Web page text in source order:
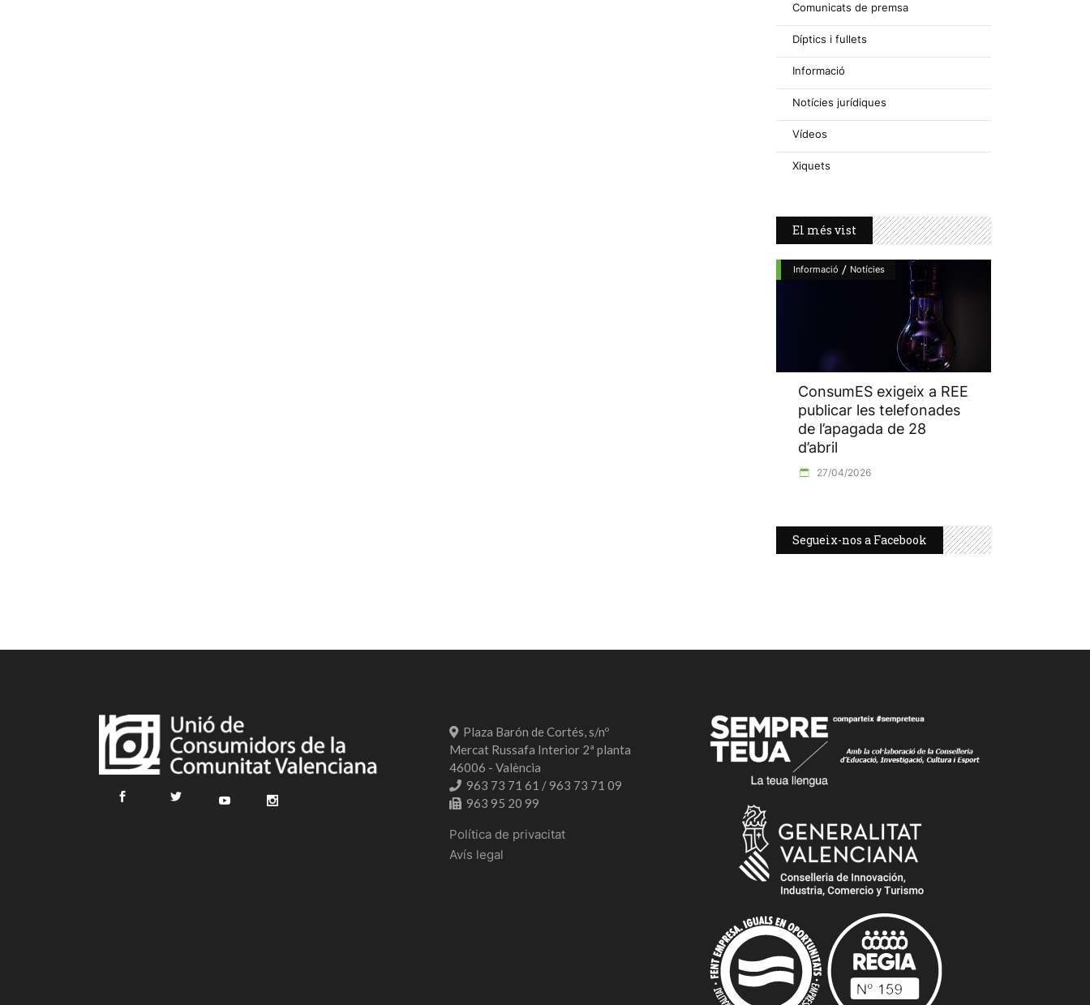
Comunicats de premsa
Díptics i fullets
Informació
Notícies jurídiques
Vídeos
Xiquets
El més vist
Informació / Notícies
ConsumES exigeix a REE
publicar les telefonades
de l’apagada de 28
d’abril
27/04/2026
Segueix-nos a Facebook
Plaza Barón de Cortés, s/nº
Mercat Russafa Interior 2ª planta
46006 - València
963 73 71 61 / 963 73 71 09
963 95 20 99
Política de privacitat
Avís legal